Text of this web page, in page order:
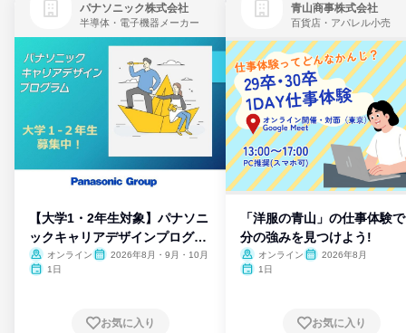
パナソニック株式会社
半導体・電子機器メーカー
【大学1・2年生対象】パナソニ
ックキャリアデザインプログラ
ム
オンライン
2026年8月・9月・10月
1日
お気に入り
青山商事株式会社
百貨店・アパレル小売
「洋服の青山」の仕事体験
分の強みを見つけよう!
オンライン
2026年8月
1日
お気に入り